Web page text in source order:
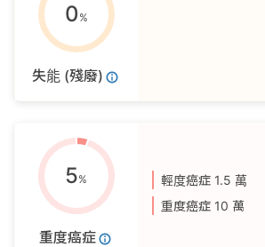
0 %
失能 (殘廢)
5%
重度癌症
輕度癌症 1.5 萬
重度癌症 10 萬